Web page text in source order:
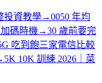
投資教學→0050 年均
碼時機 →30 歲前要完
吃到飽三家電信比較
5K 10K 訓練 2026｜菜